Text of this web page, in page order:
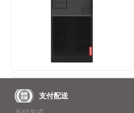
支付配送